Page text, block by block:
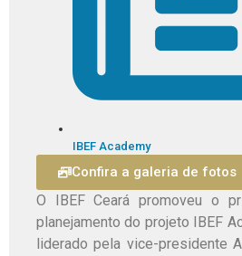
IBEF Academy
Confira a galeria de fotos
O IBEF Ceará promoveu o
planejamento do projeto IBEF
liderado pela vice-presidente